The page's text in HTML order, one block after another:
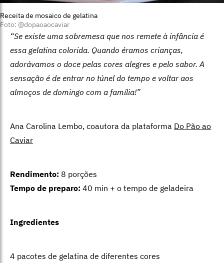
Receita de mosaico de gelatina
Foto: @dopaoaocaviar
“Se existe uma sobremesa que nos remete à infância é
essa gelatina colorida. Quando éramos crianças,
adorávamos o doce pelas cores alegres e pelo sabor. A
sensação é de entrar no túnel do tempo e voltar aos
almoços de domingo com a família!”
Ana Carolina Lembo, coautora da plataforma Do Pão ao
Caviar
Rendimento: 8 porções
Tempo de preparo: 40 min + o tempo de geladeira
Ingredientes
4 pacotes de gelatina de diferentes cores